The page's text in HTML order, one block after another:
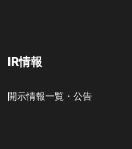
IR情報
開示情報一覧・公告